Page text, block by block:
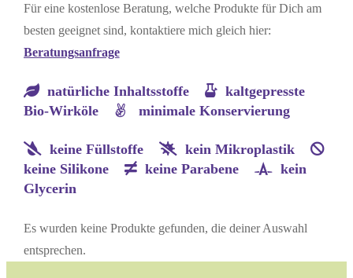
Für eine kostenlose Beratung, welche Produkte für Dich am
besten geeignet sind, kontaktiere mich gleich hier:
Beratungsanfrage
natürliche Inhaltsstoffe
kaltgepresste
Bio-Wirköle
minimale Konservierung
keine Füllstoffe
kein Mikroplastik
keine Silikone
keine Parabene
kein
Glycerin
Es wurden keine Produkte gefunden, die deiner Auswahl
entsprechen.